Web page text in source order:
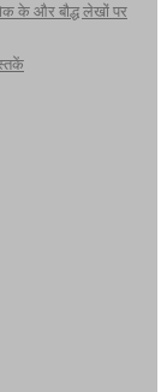
के और बौद्ध लेखों पर